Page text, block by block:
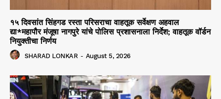
१५ दिवसांत सिंहगड रस्ता परिसराचा वाहतूक सर्वेक्षण अहवाल
द्या*महापौर मंजूषा नागपुरे यांचे पोलिस प्रशासनाला निर्देश; वाहतूक वॉर्डन
नियुक्तीचा निर्णय
SHARAD LONKAR - August 5, 2026